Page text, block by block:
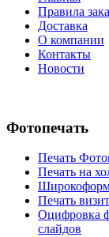
Правила
Доставка
О компании
Контакты
Новости
Фотопечать
Печать
Печать на
Печать
Оцифровка
слайдов